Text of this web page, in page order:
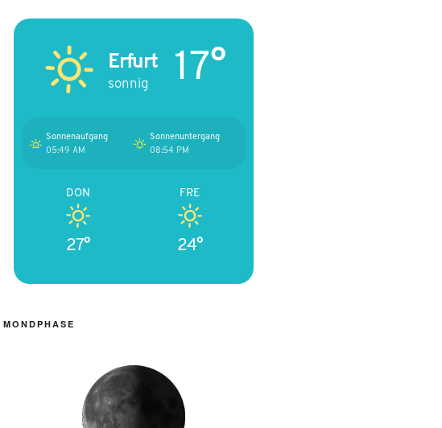
Erfurt
sonnig 17°
Sonnenaufgang
05:49 AM
Sonnenuntergang
08:54 PM
DON
27°
FRE
24°
MONDPHASE